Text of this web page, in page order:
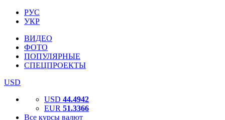
РУС
УКР
ВИДЕО
ФОТО
ПОПУЛЯРНЫЕ
СПЕЦПРОЕКТЫ
USD
USD 44.4942
EUR 51.3366
Все курсы валют